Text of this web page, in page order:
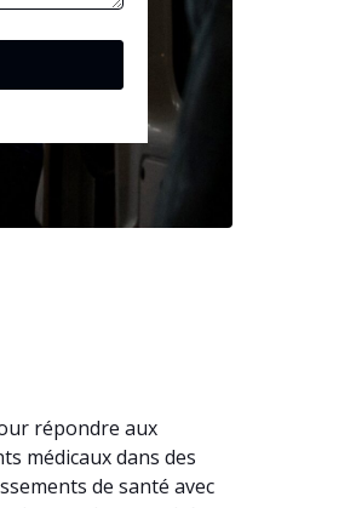
répondre aux
médicaux dans des
de santé avec